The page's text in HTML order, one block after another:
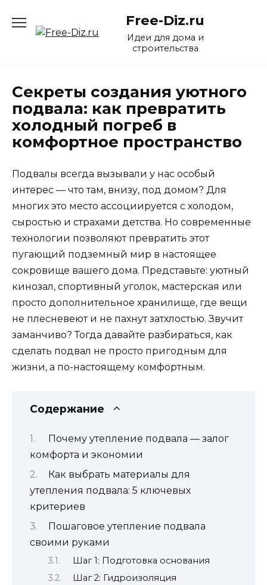
содержанию
Free-Diz.ru
Идеи для дома и
строительства
Секреты создания уютного
подвала: как превратить
холодный погреб в
комфортное пространство
Подвалы всегда вызывали у нас особый
интерес — что там, внизу, под домом? Для
многих это место ассоциируется с холодом,
сыростью и страхами детства. Но современные
технологии позволяют превратить этот
пугающий подземный мир в настоящее
сокровище вашего дома. Представьте: уютный
кинозал, спортивный уголок, мастерская или
просто дополнительное хранилище, где вещи
не плесневеют и не пахнут затхлостью. Звучит
заманчиво? Тогда давайте разбираться, как
сделать подвал не просто пригодным для
жизни, а по-настоящему комфортным.
Содержание
Почему утепление подвала — залог
комфорта и экономии
Как выбрать материалы для
утепления подвала: 5 ключевых
критериев
Пошаговое утепление подвала
своими руками
Шаг 1: Подготовка основания
Шаг 2: Гидроизоляция